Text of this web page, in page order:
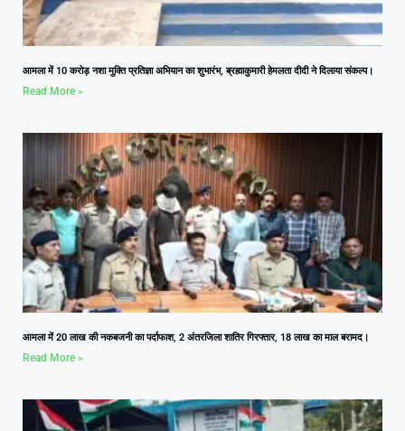
आमला में 10 करोड़ नशा मुक्ति प्रतिज्ञा अभियान का शुभारंभ, ब्रह्माकुमारी हेमलता दीदी ने दिलाया संकल्प।
Read More »
आमला में 20 लाख की नकबजनी का पर्दाफाश, 2 अंतरजिला शातिर गिरफ्तार, 18 लाख का माल बरामद।
Read More »